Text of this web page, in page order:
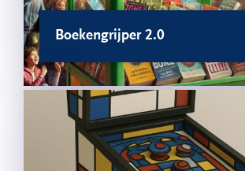
Boekengrijper 2.0